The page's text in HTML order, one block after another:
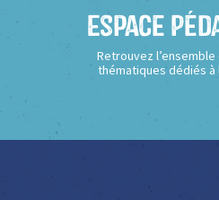
Espace
Retrouvez
thématiques dédiés à